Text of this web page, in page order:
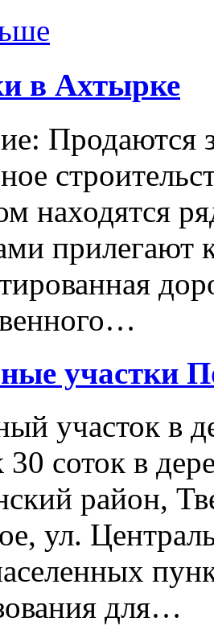
в Ахтырке
Продаются
находятся
прилегают
участки
участок в
30 соток в
район,
ул.
для…